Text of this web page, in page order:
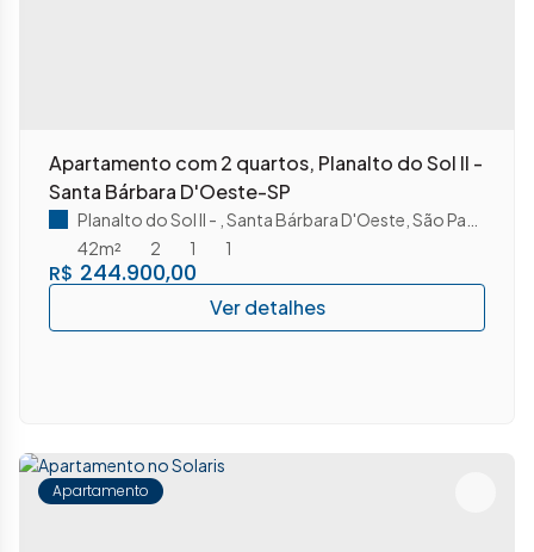
Apartamento com 2 quartos, Planalto do Sol II -
Santa Bárbara D'Oeste-SP
R$ 244.900,00
Planalto do Sol II Santa Bárbara D'Oeste São Paulo
2
1
42m² 1
Apartamento